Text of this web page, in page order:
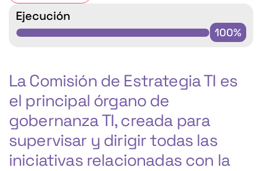
Ejecución
100%
La Comisión de Estrategia TI es
el principal órgano de
gobernanza TI, creada para
supervisar y dirigir todas las
iniciativas relacionadas con la